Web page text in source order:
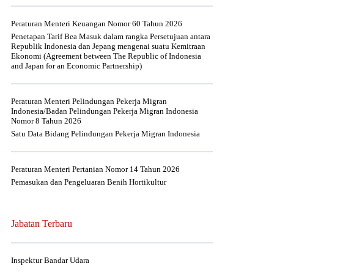
Peraturan Menteri Keuangan Nomor 60 Tahun 2026
Penetapan Tarif Bea Masuk dalam rangka Persetujuan antara
Republik Indonesia dan Jepang mengenai suatu Kemitraan
Ekonomi (Agreement between The Republic of Indonesia
and Japan for an Economic Partnership)
Peraturan Menteri Pelindungan Pekerja Migran
Indonesia/Badan Pelindungan Pekerja Migran Indonesia
Nomor 8 Tahun 2026
Satu Data Bidang Pelindungan Pekerja Migran Indonesia
Peraturan Menteri Pertanian Nomor 14 Tahun 2026
Pemasukan dan Pengeluaran Benih Hortikultur
Jabatan Terbaru
Inspektur Bandar Udara